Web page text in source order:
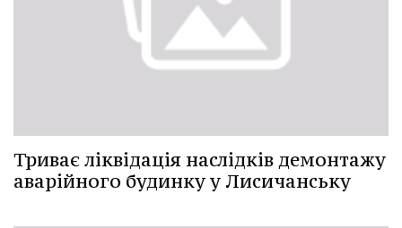
Триває ліквідація наслідків демонтажу
аварійного будинку у Лисичанську